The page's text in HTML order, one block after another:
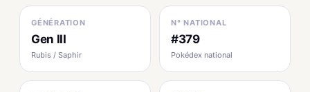
GÉNÉRATION
Gen III
Rubis / Saphir
N° NATIONAL
#379
Pokédex national